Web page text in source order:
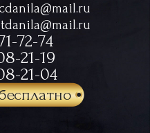
72-74
21-19
21-04